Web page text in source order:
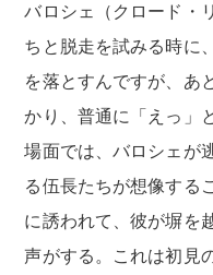
バロシェ（クロード・
ちと脱走を試みる時に
を落とすんですが、あ
かり、普通に「えっ」
場面では、バロシェが
る伍長たちが想像する
に誘われて、彼が塀を
声がする。これは初見